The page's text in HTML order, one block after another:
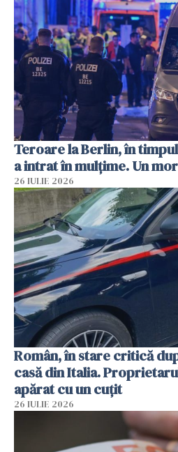
Teroare la Berlin, în
a intrat în mulțime. Un
26 IULIE 2026
Român, în stare critică
casă din Italia.
apărat cu un cuțit
26 IULIE 2026